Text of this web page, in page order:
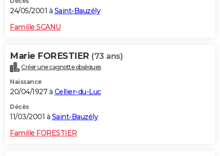
24/05/2001 à Saint-Bauzély
Famille SCANU
Marie FORESTIER (73 ans)
Créer une cagnotte obsèques
Naissance
20/04/1927 à Cellier-du-Luc
Décès
11/03/2001 à Saint-Bauzély
Famille FORESTIER